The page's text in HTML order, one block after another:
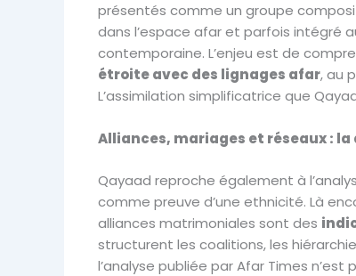
présentés comme un groupe
dans l’espace afar et parfois intégré
contemporaine. L’enjeu est de
étroite avec des lignages afar, au
L’assimilation simplificatrice que
Alliances, mariages et réseaux :
Qayaad reproche également à
comme preuve d’une ethnicité. Là
alliances matrimoniales sont des
structurent les coalitions, les
l’analyse publiée par Afar Times